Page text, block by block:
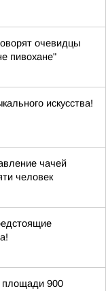
очевидцы
пивохане"
искусства!
чачей
человек
900